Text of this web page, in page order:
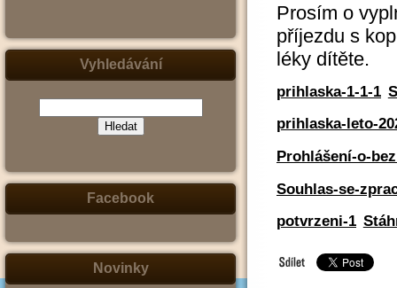
Vyhledávání
jeho
část
spojení
tábor,
Facebook
Novinky
Prosím o
příjezdu s
léky dítěte.
prihlaska-1-1-1
prihlaska-leto-
Prohlášení-o-
Souhlas-se-
potvrzeni-1